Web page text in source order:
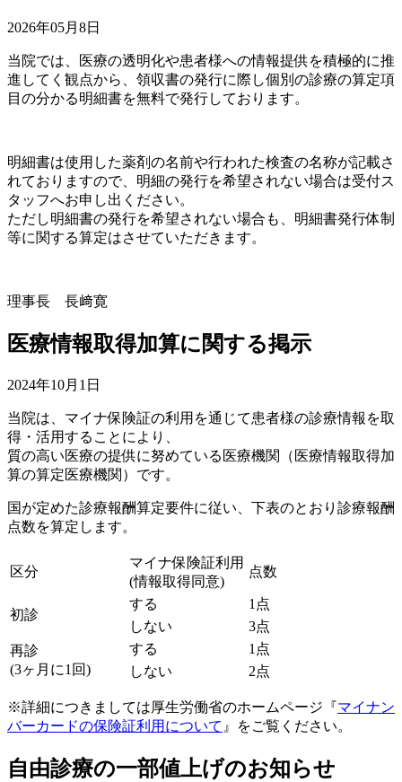
2026年05月8日
当院では、医療の透明化や患者様への情報提供を積極的に推
進してく観点から、領収書の発行に際し個別の診療の算定項
目の分かる明細書を無料で発行しております。
明細書は使用した薬剤の名前や行われた検査の名称が記載さ
れておりますので、明細の発行を希望されない場合は受付ス
タッフへお申し出ください。
ただし明細書の発行を希望されない場合も、明細書発行体制
等に関する算定はさせていただきます。
理事長 長﨑寛
医療情報取得加算に関する掲示
2024年10月1日
当院は、マイナ保険証の利用を通じて患者様の診療情報を取
得・活用することにより、
質の高い医療の提供に努めている医療機関（医療情報取得加
算の算定医療機関）です。
国が定めた診療報酬算定要件に従い、下表のとおり診療報酬
点数を算定します。
区分
マイナ保険証利用
(情報取得同意)
点数
初診
する
1点
しない
3点
再診
(3ヶ月に1回)
する
1点
しない
2点
※詳細につきましては厚生労働省のホームページ『マイナン
バーカードの保険証利用について 』をご覧ください。
自由診療の一部値上げのお知らせ